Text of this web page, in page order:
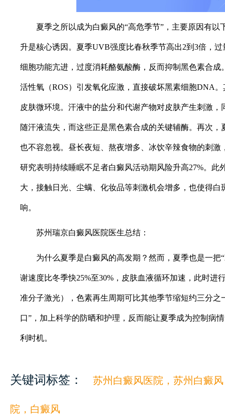
夏季之所以成为白癜风的“高危季节”，主要原因有以
升是核心诱因。夏季UVB强度比春秋季节高出2到3倍，
细胞功能亢进，过度消耗酪氨酸酶，反而抑制黑色素合成
活性氧（ROS）引发氧化应激，直接破坏黑素细胞DNA
皮肤微环境。汗液中的盐分和代谢产物对皮肤产生刺激，
随汗液流失，而这些正是黑色素合成的关键辅酶。再次，
也不容忽视。昼长夜短、熬夜增多、冰饮辛辣食物的刺激
研究表明持续睡眠不足者白癜风活动期风险升高27%。此
大，接触日光、尘螨、化妆品等刺激机会增多，也使得白
响。
苏州瑞京白癜风医院医生总结：
为什么夏季是白癜风的高发期？然而，夏季也是一把“
谢速度比冬季快25%至30%，皮肤血液循环加速，此时进
准分子激光），色素再生周期可比其他季节缩短约三分之
口”，加上科学的防晒和护理，反而能让夏季成为控制病
利时机。
关键词标签： 苏州白癜风医院，苏州白癜风
院，白癜风